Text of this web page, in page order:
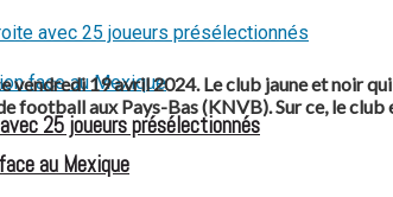
25 joueurs présélectionnés
au Mexique
vendredi 19 avril 2024. Le club jaune et noir
football aux Pays-Bas (KNVB). Sur ce, le